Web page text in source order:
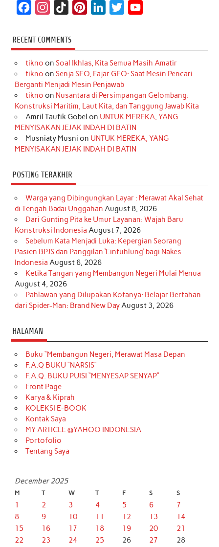
c
e
b
o
k
s
t
a
r
a
m
k
T
o
k
t
e
r
e
s
t
k
e
d
I
n
t
t
r
T
u
e
RECENT COMMENTS
tikno on Soal Ikhlas, Kita Semua Masih Amatir
tikno on Senja SEO, Fajar GEO: Saat Mesin Pencari
Berganti Menjadi Mesin Penjawab
tikno on Nusantara di Persimpangan Gelombang:
Konstruksi Maritim, Laut Kita, dan Tanggung Jawab Kita
Amril Taufik Gobel on UNTUK MEREKA, YANG
MENYISAKAN JEJAK INDAH DI BATIN
Musniaty Musni on UNTUK MEREKA, YANG
MENYISAKAN JEJAK INDAH DI BATIN
POSTING TERAKHIR
Warga yang Dibingungkan Layar : Merawat Akal Sehat
di Tengah Badai Unggahan August 8, 2026
Dari Gunting Pita ke Umur Layanan: Wajah Baru
Konstruksi Indonesia August 7, 2026
Sebelum Kata Menjadi Luka: Kepergian Seorang
Pasien BPJS dan Panggilan ‘Einfühlung’ bagi Nakes
Indonesia August 6, 2026
Ketika Tangan yang Membangun Negeri Mulai Menua
August 4, 2026
Pahlawan yang Dilupakan Kotanya: Belajar Bertahan
dari Spider-Man: Brand New DayAugust 3, 2026
HALAMAN
Buku “Membangun Negeri, Merawat Masa Depan
F.A.Q BUKU “NARSIS”
F.A.Q. BUKU PUISI “MENYESAP SENYAP”
Front Page
Karya & Kiprah
KOLEKSI E-BOOK
Kontak Saya
MY ARTICLE @YAHOO INDONESIA
Portofolio
Tentang Saya
December 2025
M T W T F S S
1 2 3 4 5 6
7
8
9 10 11 12 13
14
15
16 17 18 19 20
21
22
23 24 25 26 27
28